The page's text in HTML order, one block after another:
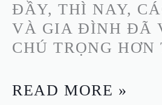
ĐẦY, THÌ NAY,
VÀ GIA ĐÌNH ĐÃ
CHÚ TRỌNG HƠN
READ MORE »